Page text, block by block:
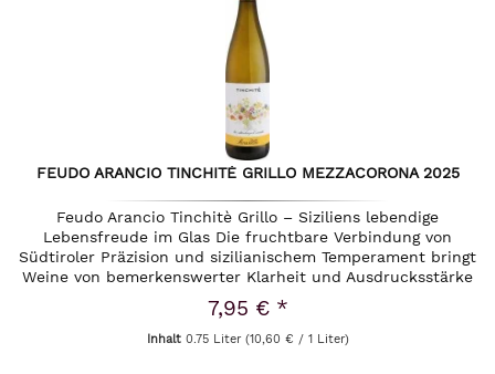
FEUDO ARANCIO TINCHITÈ GRILLO MEZZACORONA 2025
Feudo Arancio Tinchitè Grillo – Siziliens lebendige
Lebensfreude im Glas Die fruchtbare Verbindung von
Südtiroler Präzision und sizilianischem Temperament bringt
Weine von bemerkenswerter Klarheit und Ausdrucksstärke
hervor. Feudo...
7,95 € *
Inhalt 0.75 Liter (10,60 € / 1 Liter)